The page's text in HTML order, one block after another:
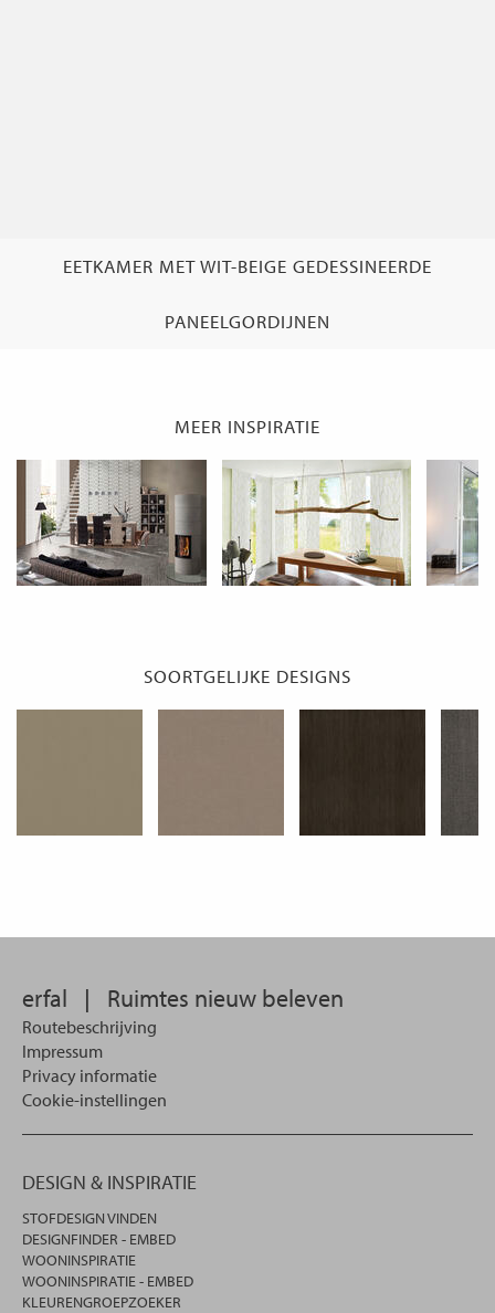
EETKAMER MET WIT-BEIGE GEDESSINEERDE
PANEELGORDIJNEN
MEER INSPIRATIE
SOORTGELIJKE DESIGNS
erfal | Ruimtes nieuw beleven
Routebeschrijving
Impressum
Privacy informatie
Cookie-instellingen
DESIGN & INSPIRATIE
STOFDESIGN VINDEN
DESIGNFINDER - EMBED
WOONINSPIRATIE
WOONINSPIRATIE - EMBED
KLEURENGROEPZOEKER